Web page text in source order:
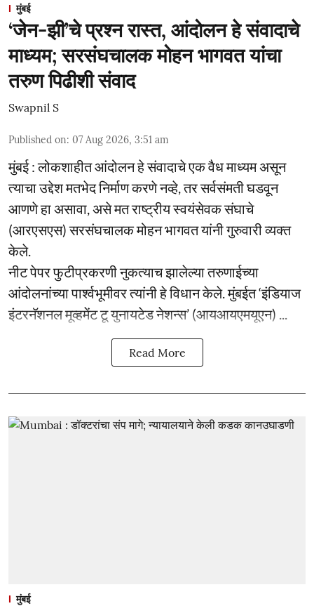
मुंबई
‘जेन-झी’चे प्रश्न रास्त, आंदोलन हे संवादाचे
माध्यम; सरसंघचालक मोहन भागवत यांचा
तरुण पिढीशी संवाद
Swapnil S
Published on: 07 Aug 2026, 3:51 am
मुंबई : लोकशाहीत आंदोलन हे संवादाचे एक वैध माध्यम असून
त्याचा उद्देश मतभेद निर्माण करणे नव्हे, तर सर्वसंमती घडवून
आणणे हा असावा, असे मत राष्ट्रीय स्वयंसेवक संघाचे
(आरएसएस) सरसंघचालक मोहन भागवत यांनी गुरुवारी व्यक्त
केले.
नीट पेपर फुटीप्रकरणी नुकत्याच झालेल्या तरुणाईच्या
आंदोलनांच्या पार्श्वभूमीवर त्यांनी हे विधान केले. मुंबईत ‘इंडियाज
इंटरनॅशनल मूव्हमेंट टू युनायटेड नेशन्स’ (आयआयएमयूएन) ...
Read More
मुंबई